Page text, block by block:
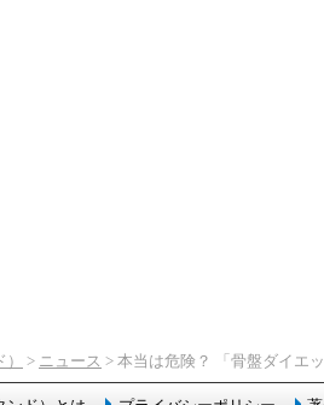
> ニュース > 本当は危険？ 「骨盤ダイエ